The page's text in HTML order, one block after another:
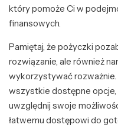
który pomoże Ci w
finansowych.
Pamiętaj, że pożyczki
rozwiązanie, ale również
wykorzystywać
wszystkie dostępne
uwzględnij swoje
łatwemu dostępowi do